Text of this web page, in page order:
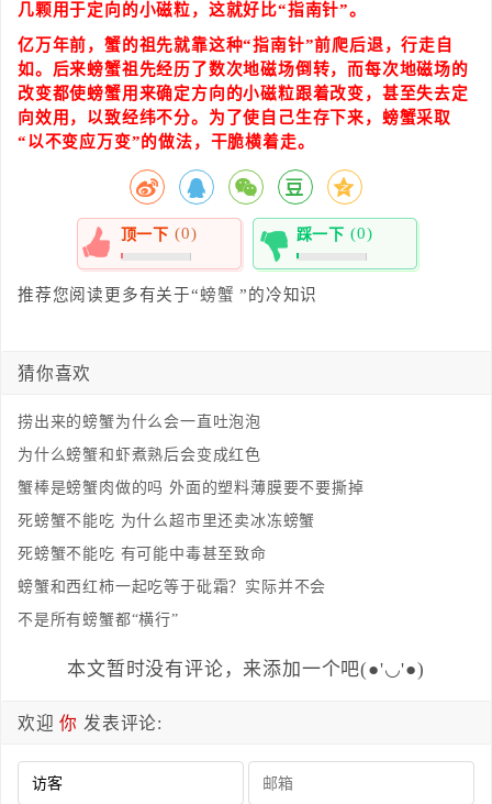
几颗用于定向的小磁粒，这就好比“指南针”。
亿万年前，蟹的祖先就靠这种“指南针”前爬后退，行走自
如。后来螃蟹祖先经历了数次地磁场倒转，而每次地磁场的
改变都使螃蟹用来确定方向的小磁粒跟着改变，甚至失去定
向效用，以致经纬不分。为了使自己生存下来，螃蟹采取
“以不变应万变”的做法，干脆横着走。
顶一下 (0)
0%
踩一下 (0)
0%
推荐您阅读更多有关于“螃蟹 ”的冷知识
猜你喜欢
捞出来的螃蟹为什么会一直吐泡泡
为什么螃蟹和虾煮熟后会变成红色
蟹棒是螃蟹肉做的吗 外面的塑料薄膜要不要撕掉
死螃蟹不能吃 为什么超市里还卖冰冻螃蟹
死螃蟹不能吃 有可能中毒甚至致命
螃蟹和西红柿一起吃等于砒霜？实际并不会
不是所有螃蟹都“横行”
本文暂时没有评论，来添加一个吧(●'◡'●)
欢迎你 发表评论: